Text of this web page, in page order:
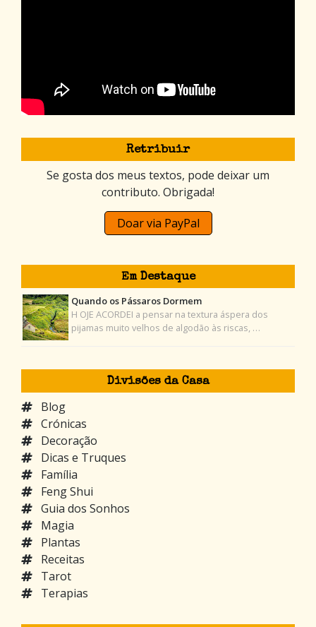
Retribuir
Se gosta dos meus textos, pode deixar um
contributo. Obrigada!
Doar via PayPal
Em Destaque
Quando os Pássaros Dormem
H OJE ACORDEI a pensar na textura áspera dos
pijamas muito velhos de algodão às riscas, …
Divisões da Casa
Blog
Crónicas
Decoração
Dicas e Truques
Família
Feng Shui
Guia dos Sonhos
Magia
Plantas
Receitas
Tarot
Terapias